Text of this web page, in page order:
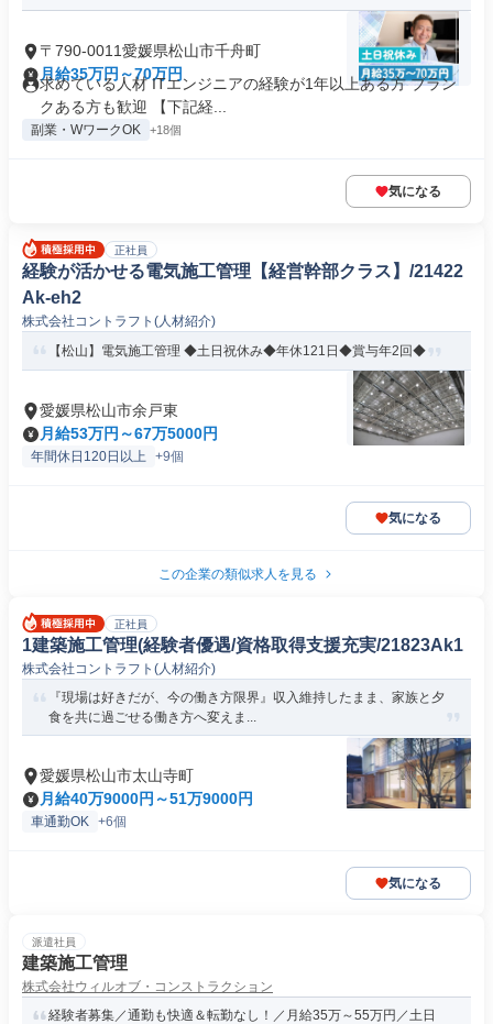
〒790-0011愛媛県松山市千舟町
月給35万円～70万円
求めている人材 ITエンジニアの経験が1年以上ある方 ブラン
クある方も歓迎 【下記経...
副業・WワークOK +18個
気になる
正社員
経験が活かせる電気施工管理【経営幹部クラス】/21422
Ak-eh2
株式会社コントラフト(人材紹介)
【松山】電気施工管理 ◆土日祝休み◆年休121日◆賞与年2回◆
愛媛県松山市余戸東
月給53万円～67万5000円
年間休日120日以上 +9個
気になる
この企業の類似求人を見る
正社員
1建築施工管理(経験者優遇/資格取得支援充実/21823Ak1
株式会社コントラフト(人材紹介)
『現場は好きだが、今の働き方限界』収入維持したまま、家族と夕
食を共に過ごせる働き方へ変えま...
愛媛県松山市太山寺町
月給40万9000円～51万9000円
車通勤OK +6個
気になる
派遣社員
建築施工管理
株式会社ウィルオブ・コンストラクション
経験者募集／通勤も快適＆転勤なし！／月給35万～55万円／土日